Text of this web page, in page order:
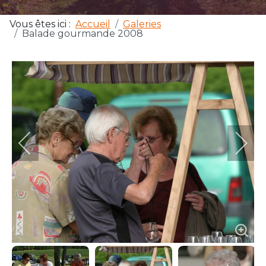
Vous êtes ici : Accueil
Galeries
Balade gourmande 2008